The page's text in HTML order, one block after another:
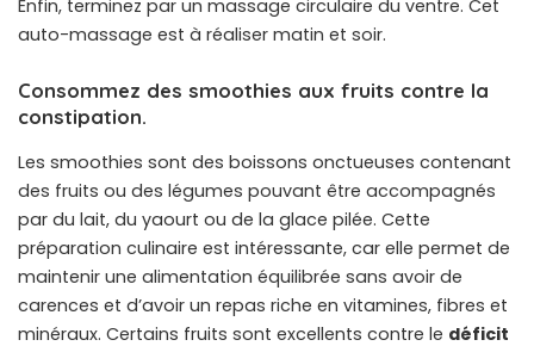
Enfin, terminez par un massage circulaire du ventre. Cet
auto-massage est à réaliser matin et soir.
Consommez des smoothies aux fruits contre la
constipation.
Les smoothies sont des boissons onctueuses contenant
des fruits ou des légumes pouvant être accompagnés
par du lait, du yaourt ou de la glace pilée. Cette
préparation culinaire est intéressante, car elle permet de
maintenir une alimentation équilibrée sans avoir de
carences et d’avoir un repas riche en vitamines, fibres et
minéraux. Certains fruits sont excellents contre le déficit